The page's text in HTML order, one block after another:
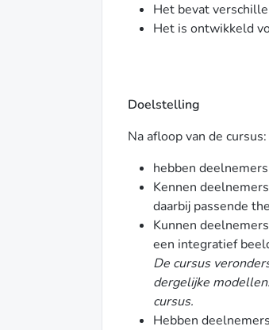
Het bevat
Het is ontwikkeld
Doelstelling
Na afloop van de cursus:
hebben
Kennen
daarbij passende
Kunnen
een integratief
De cursus
dergelijke
cursus.
Hebben